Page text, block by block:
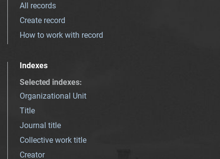
All records
Create record
How to work with record
Indexes
Selected indexes:
Organizational Unit
Title
Journal title
Collective work title
Creator